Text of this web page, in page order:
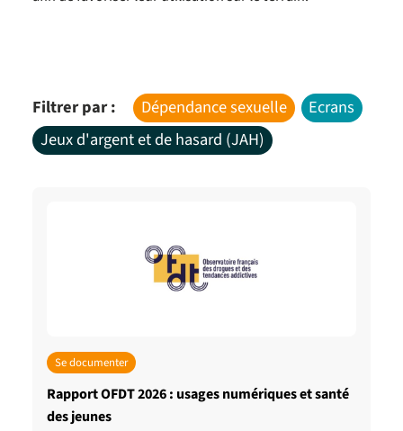
Filtrer par : Dépendance sexuelle
Ecrans
Jeux d'argent et de hasard (JAH)
Se documenter
Rapport OFDT 2026 : usages numériques et santé
des jeunes